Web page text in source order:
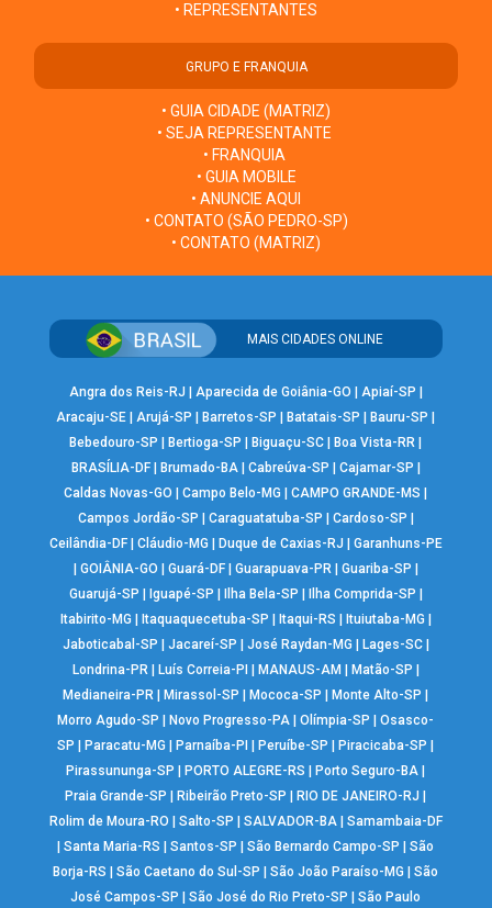
• REPRESENTANTES
GRUPO E FRANQUIA
• GUIA CIDADE (MATRIZ)
• SEJA REPRESENTANTE
• FRANQUIA
• GUIA MOBILE
• ANUNCIE AQUI
• CONTATO (SÃO PEDRO-SP)
• CONTATO (MATRIZ)
MAIS CIDADES ONLINE
Angra dos Reis-RJ Aparecida de Goiânia-GO Apiaí-SP
Aracaju-SE |Arujá-SP Barretos-SP Batatais-SP Bauru-SP
Bebedouro-SP
Bertioga-SP Biguaçu-SC Boa Vista-RR
BRASÍLIA-DF| Brumado-BA| Cabreúva-SP Cajamar-SP
Caldas Novas-GO
|Campo Belo-MG |CAMPO GRANDE-MS
Campos Jordão-SP
Caraguatatuba-SP Cardoso-SP
Ceilândia-DF| Cláudio-MG Duque de Caxias-RJ
Garanhuns-PE
GOIÂNIA-GO Guará-DF| Guarapuava-PR| Guariba-SP
Guarujá-SP
Iguapé-SP Ilha Bela-SP Ilha Comprida-SP
Itabirito-MG
Itaquaquecetuba-SP Itaqui-RS Ituiutaba-MG
Jaboticabal-SP
Jacareí-SP José Raydan-MG Lages-SC|
Londrina-PR| Luís Correia-PI MANAUS-AM Matão-SP
Medianeira-PR
Mirassol-SP Mococa-SP Monte Alto-SP
Morro Agudo-SP
Novo Progresso-PA |Olímpia-SP |Osasco-
SP
Paracatu-MG Parnaíba-PI Peruíbe-SP Piracicaba-SP
Pirassununga-SP
PORTO ALEGRE-RS Porto Seguro-BA
Praia Grande-SP
Ribeirão Preto-SP RIO DE JANEIRO-RJ
Rolim de Moura-RO
Salto-SP SALVADOR-BA| Samambaia-DF
|Santa Maria-RS |Santos-SP |São Bernardo Campo-SP |São
Borja-RS
|São Caetano do Sul-SP |São João Paraíso-MG |São
José Campos-SP
|São José do Rio Preto-SP |São Paulo